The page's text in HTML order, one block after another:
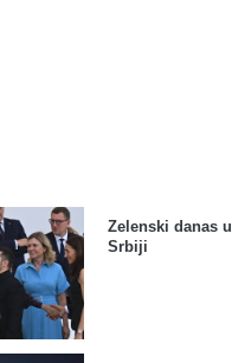
Zelenski danas
Srbiji